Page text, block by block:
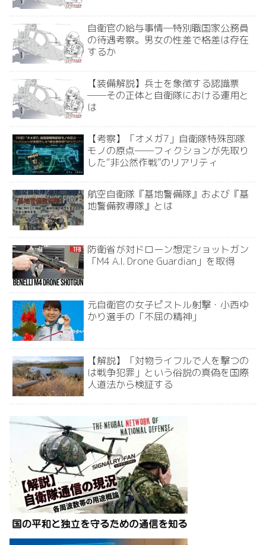
自衛官の給与事情―特別職国家公務員
の待遇考察。男女の性差で格差は存在
するか
【装備解説】兵士を象徴する認識票
──その正体と自衛隊における運用と
は
【考察】「オメガ7」自衛隊特殊部隊
モノの原点──フィクションが先取り
した“非公然作戦”のリアリティ
航空自衛隊『基地警備隊』および『基
地警備教導隊』とは
防衛省が対ドローン想定ショットガン
「M4 A.I. Drone Guardian」を取得
元自衛官の女子ピストル射撃・小西ゆ
かり選手の「不屈の精神」
【解説】「対物ライフルで人を撃つの
は戦争犯罪」という俗説の真偽を国際
人道法から検証する